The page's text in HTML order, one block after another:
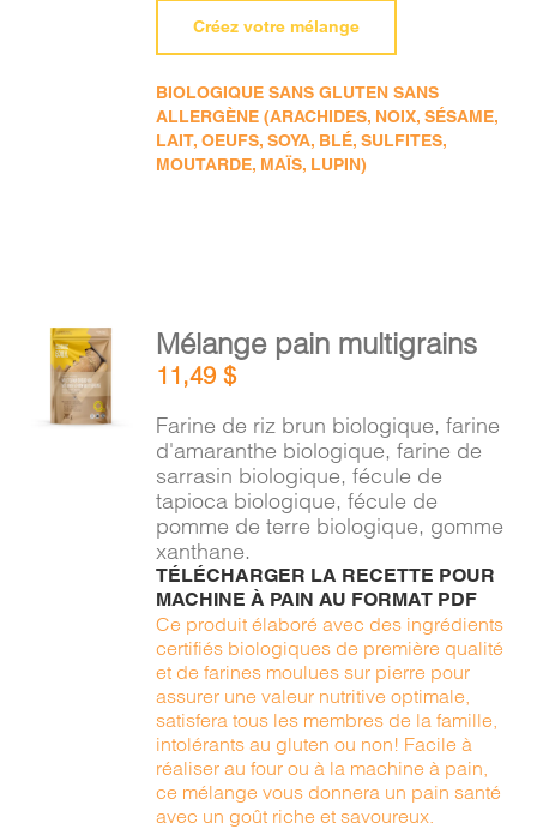
Créez votre mélange
BIOLOGIQUE SANS GLUTEN SANS
ALLERGÈNE (ARACHIDES, NOIX, SÉSAME,
LAIT, OEUFS, SOYA, BLÉ, SULFITES,
MOUTARDE, MAÏS, LUPIN)
AJOUTER
AU
PANIER
Mélange pain multigrains
11,49$
Farine de riz brun biologique, farine
d'amaranthe biologique, farine de
sarrasin biologique, fécule de
tapioca biologique, fécule de
pomme de terre biologique, gomme
xanthane.
TÉLÉCHARGER LA RECETTE POUR
MACHINE À PAIN AU FORMAT PDF
Ce produit élaboré avec des ingrédients
certifiés biologiques de première qualité
et de farines moulues sur pierre pour
assurer une valeur nutritive optimale,
satisfera tous les membres de la famille,
intolérants au gluten ou non! Facile à
réaliser au four ou à la machine à pain,
ce mélange vous donnera un pain santé
avec un goût riche et savoureux.